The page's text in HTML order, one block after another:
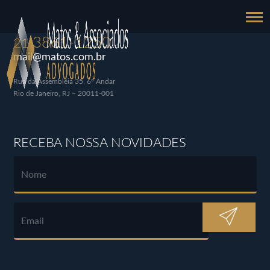
213861-1250
mail@matos.com.br
Rua da Assembléia 35, 6º Andar
Rio de Janeiro, RJ – 20011-001
RECEBA NOSSA NOVIDADES